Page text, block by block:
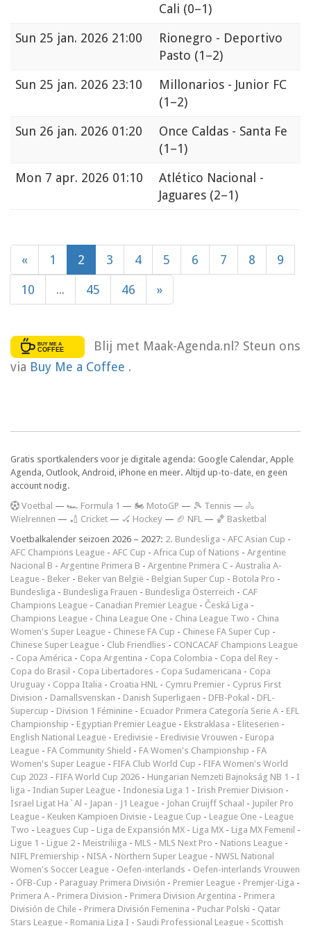
Cali (0–1)
Sun 25 jan. 2026 21:00
Rionegro - Deportivo
Pasto (1–2)
Sun 25 jan. 2026 23:10
Millonarios - Junior FC
(1–2)
Sun 26 jan. 2026 01:20
Once Caldas - Santa Fe
(1–1)
Mon 7 apr. 2026 01:10
Atlético Nacional -
Jaguares (2–1)
« 1 2 3 4 5 6 7 8 9
10 ... 45 46 »
Blij met Maak-Agenda.nl? Steun ons
via Buy Me a Coffee .
Gratis sportkalenders voor je digitale agenda: Google Calendar, Apple
Agenda, Outlook, Android, iPhone en meer. Altijd up-to-date, en geen
account nodig.
Voetbal — 🏎️ Formula 1 — 🏍 MotoGP — 🎾 Tennis — 🚴
Wielrennen — 🏏 Cricket — 🏑 Hockey — 🏈 NFL — 🏀 Basketbal
Voetbalkalender seizoen 2026 – 2027: 2. Bundesliga - AFC Asian Cup -
AFC Champions League - AFC Cup - Africa Cup of Nations - Argentine
Nacional B - Argentine Primera B - Argentine Primera C - Australia A-
League - Beker - Beker van België - Belgian Super Cup - Botola Pro -
Bundesliga - Bundesliga Frauen - Bundesliga Österreich - CAF
Champions League - Canadian Premier League - Česká Liga -
Champions League - China League One - China League Two - China
Women's Super League - Chinese FA Cup - Chinese FA Super Cup -
Chinese Super League - Club Friendlies - CONCACAF Champions League
- Copa América - Copa Argentina - Copa Colombia - Copa del Rey -
Copa do Brasil - Copa Libertadores - Copa Sudamericana - Copa
Uruguay - Coppa Italia - Croatia HNL - Cymru Premier - Cyprus First
Division - Damallsvenskan - Danish Superligaen - DFB-Pokal - DFL-
Supercup - Division 1 Féminine - Ecuador Primera Categoría Serie A - EFL
Championship - Egyptian Premier League - Ekstraklasa - Eliteserien -
English National League - Eredivisie - Eredivisie Vrouwen - Europa
League - FA Community Shield - FA Women's Championship - FA
Women's Super League - FIFA Club World Cup - FIFA Women's World
Cup 2023 - FIFA World Cup 2026 - Hungarian Nemzeti Bajnokság NB 1 - I
liga - Indian Super League - Indonesia Liga 1 - Irish Premier Division -
Israel Ligat Ha`Al - Japan - J1 League - Johan Cruijff Schaal - Jupiler Pro
League - Keuken Kampioen Divisie - League Cup - League One - League
Two - Leagues Cup - Liga de Expansión MX - Liga MX - Liga MX Femenil -
Ligue 1 - Ligue 2 - Meistriliiga - MLS - MLS Next Pro - Nations League -
NIFL Premiership - NISA - Northern Super League - NWSL National
Women's Soccer League - Oefen-interlands - Oefen-interlands Vrouwen
- ÖFB-Cup - Paraguay Primera División - Premier League - Premjer-Liga -
Primera A - Primera Division - Primera Division Argentina - Primera
División de Chile - Primera División Femenina - Puchar Polski - Qatar
Stars League - Romania Liga I - Saudi Professional League - Scottish